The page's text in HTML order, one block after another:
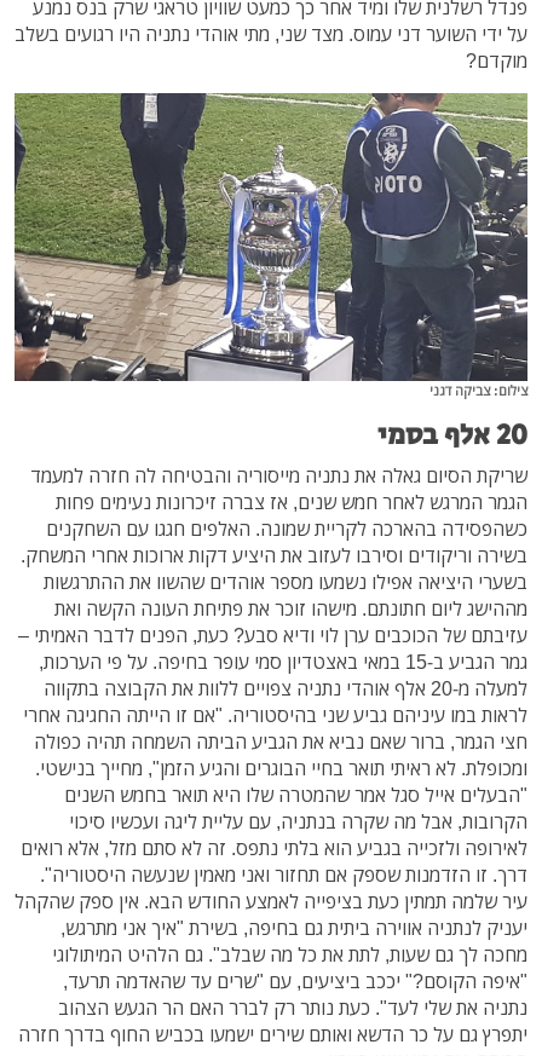
פנדל רשלנית שלו ומיד אחר כך כמעט שוויון טראגי שרק בנס נמנע
על ידי השוער דני עמוס. מצד שני, מתי אוהדי נתניה היו רגועים בשלב
מוקדם?
צילום: צביקה דגני
20 אלף בסמי
שריקת הסיום גאלה את נתניה מייסוריה והבטיחה לה חזרה למעמד
הגמר המרגש לאחר חמש שנים, אז צברה זיכרונות נעימים פחות
כשהפסידה בהארכה לקריית שמונה. האלפים חגגו עם השחקנים
בשירה וריקודים וסירבו לעזוב את היציע דקות ארוכות אחרי המשחק.
בשערי היציאה אפילו נשמעו מספר אוהדים שהשוו את ההתרגשות
מההישג ליום חתונתם. מישהו זוכר את פתיחת העונה הקשה ואת
עזיבתם של הכוכבים ערן לוי ודיא סבע? כעת, הפנים לדבר האמיתי –
גמר הגביע ב-15 במאי באצטדיון סמי עופר בחיפה. על פי הערכות,
למעלה מ-20 אלף אוהדי נתניה צפויים ללוות את הקבוצה בתקווה
לראות במו עיניהם גביע שני בהיסטוריה. "אם זו הייתה החגיגה אחרי
חצי הגמר, ברור שאם נביא את הגביע הביתה השמחה תהיה כפולה
ומכופלת. לא ראיתי תואר בחיי הבוגרים והגיע הזמן", מחייך בנישטי.
"הבעלים אייל סגל אמר שהמטרה שלו היא תואר בחמש השנים
הקרובות, אבל מה שקרה בנתניה, עם עליית ליגה ועכשיו סיכוי
לאירופה ולזכייה בגביע הוא בלתי נתפס. זה לא סתם מזל, אלא רואים
דרך. זו הזדמנות שספק אם תחזור ואני מאמין שנעשה היסטוריה".
עיר שלמה תמתין כעת בציפייה לאמצע החודש הבא. אין ספק שהקהל
יעניק לנתניה אווירה ביתית גם בחיפה, בשירת "איך אני מתרגש,
מחכה לך גם שעות, לתת את כל מה שבלב". גם הלהיט המיתולוגי
"איפה הקוסם?" יככב ביציעים, עם "שרים עד שהאדמה תרעד,
נתניה את שלי לעד". כעת נותר רק לברר האם הר הגעש הצהוב
יתפרץ גם על כר הדשא ואותם שירים ישמעו בכביש החוף בדרך חזרה